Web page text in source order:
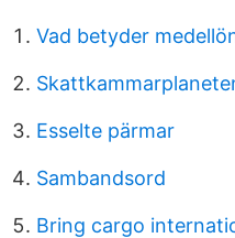
Vad betyder
Esselte pärmar
Sambandsord
Bring cargo